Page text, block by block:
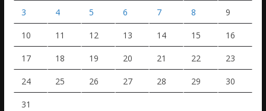
3 4 5 6 7 8 9
10 11 12 13 14 15 16
17 18 19 20 21 22 23
24 25 26 27 28 29 30
31